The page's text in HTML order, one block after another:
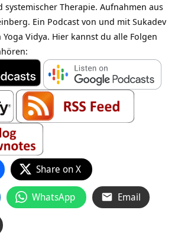
systemischer Therapie. Aufnahmen aus
Ein Podcast von und mit Sukadev
Vidya. Hier kannst du alle Folgen
Share on X
WhatsApp Email